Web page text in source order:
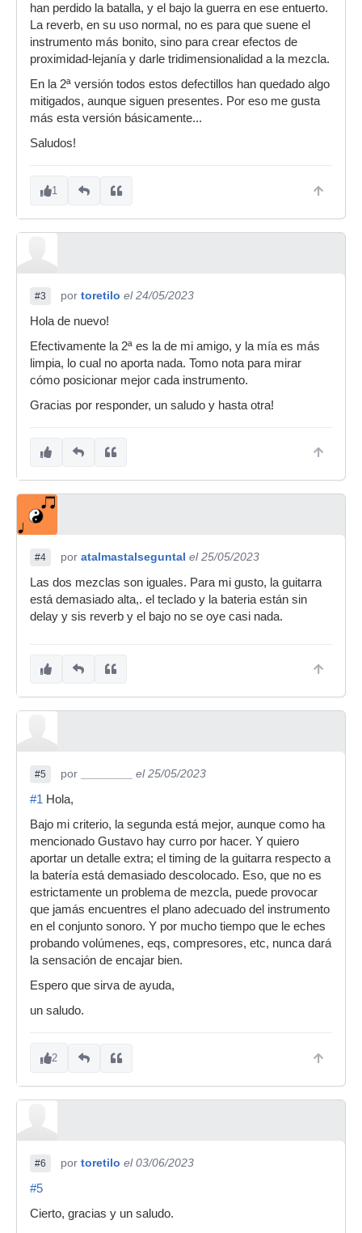
han perdido la batalla, y el bajo la guerra en ese entuerto.
La reverb, en su uso normal, no es para que suene el
instrumento más bonito, sino para crear efectos de
proximidad-lejanía y darle tridimensionalidad a la mezcla.
En la 2ª versión todos estos defectillos han quedado algo
mitigados, aunque siguen presentes. Por eso me gusta
más esta versión básicamente...
Saludos!
1
#3 por toretilo el 24/05/2023
Hola de nuevo!
Efectivamente la 2ª es la de mi amigo, y la mía es más
limpia, lo cual no aporta nada. Tomo nota para mirar
cómo posicionar mejor cada instrumento.
Gracias por responder, un saludo y hasta otra!
#4 por atalmastalseguntal el 25/05/2023
Las dos mezclas son iguales. Para mi gusto, la guitarra
está demasiado alta,. el teclado y la bateria están sin
delay y sis reverb y el bajo no se oye casi nada.
#5 por
el 25/05/2023
#1 Hola,
Bajo mi criterio, la segunda está mejor, aunque como ha
mencionado Gustavo hay curro por hacer. Y quiero
aportar un detalle extra; el timing de la guitarra respecto a
la batería está demasiado descolocado. Eso, que no es
estrictamente un problema de mezcla, puede provocar
que jamás encuentres el plano adecuado del instrumento
en el conjunto sonoro. Y por mucho tiempo que le eches
probando volúmenes, eqs, compresores, etc, nunca dará
la sensación de encajar bien.
Espero que sirva de ayuda,
un saludo.
2
#6 por toretilo el 03/06/2023
#5
Cierto, gracias y un saludo.